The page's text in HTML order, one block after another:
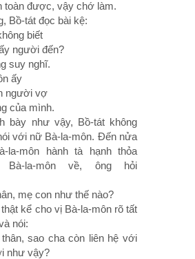
toàn được, vậy chớ làm.
Bồ-tát đọc bài kệ:
biết
người đến?
suy nghĩ.
ấy
người vợ
của mình.
bày như vậy, Bồ-tát không
với nữ Bà-la-môn. Ðến nửa
la-môn hành tà hạnh thỏa
Bà-la-môn về, ông hỏi
mẹ con như thế nào?
kể cho vị Bà-la-môn rõ tất
nói:
sao cha còn liên hệ với
như vậy?